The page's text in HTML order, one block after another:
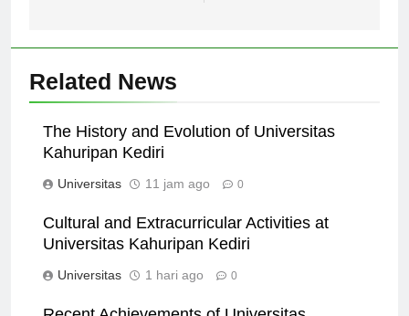
Related News
The History and Evolution of Universitas
Kahuripan Kediri
Universitas 11 jam ago 0
Cultural and Extracurricular Activities at
Universitas Kahuripan Kediri
Universitas 1 hari ago 0